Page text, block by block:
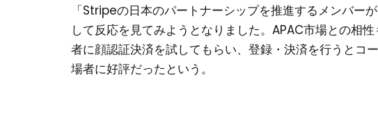
「Stripeの日本のパートナーシップを推進するメンバー
して反応を見てみようとなりました。APAC市場との相
者に顔認証決済を試してもらい、登録・決済を行うとコ
場者に好評だったという。